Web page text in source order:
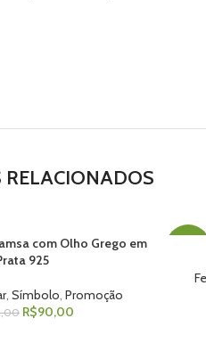
RELACIONADOS
com Olho Grego em
925
, Símbolo, Promoção
R$90,00